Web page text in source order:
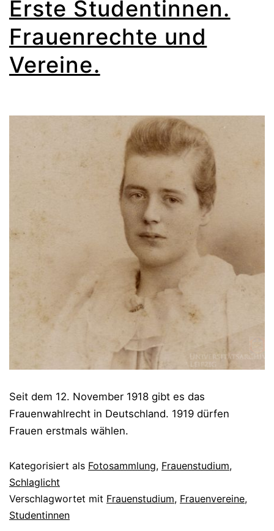
Erste Studentinnen.
Frauenrechte und
Vereine.
Seit dem 12. November 1918 gibt es das
Frauenwahlrecht in Deutschland. 1919 dürfen
Frauen erstmals wählen.
Kategorisiert als Fotosammlung, Frauenstudium,
Schlaglicht
Verschlagwortet mit Frauenstudium, Frauenvereine,
Studentinnen